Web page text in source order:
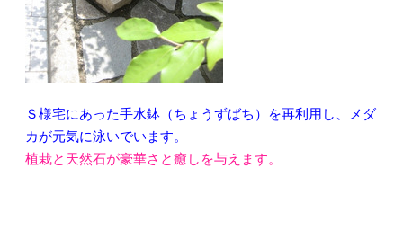
Ｓ様宅にあった手水鉢（ちょうずばち）を再利用し、メダ
カが元気に泳いでいます。
植栽と天然石が豪華さと癒しを与えます。